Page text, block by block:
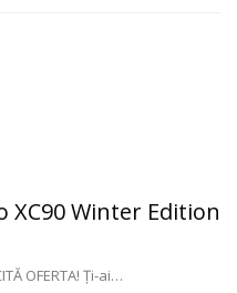
XC90 Winter Edition
OFERTA! Ți-ai…